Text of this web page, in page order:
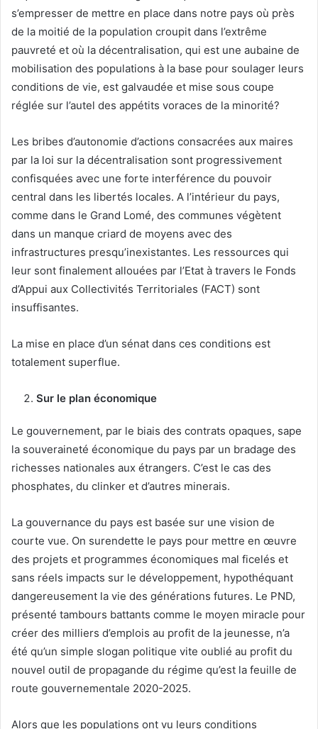
s’empresser de mettre en place dans notre pays où près
de la moitié de la population croupit dans l’extrême
pauvreté et où la décentralisation, qui est une aubaine de
mobilisation des populations à la base pour soulager leurs
conditions de vie, est galvaudée et mise sous coupe
réglée sur l’autel des appétits voraces de la minorité?
Les bribes d’autonomie d’actions consacrées aux maires
par la loi sur la décentralisation sont progressivement
confisquées avec une forte interférence du pouvoir
central dans les libertés locales. A l’intérieur du pays,
comme dans le Grand Lomé, des communes végètent
dans un manque criard de moyens avec des
infrastructures presqu’inexistantes. Les ressources qui
leur sont finalement allouées par l’Etat à travers le Fonds
d’Appui aux Collectivités Territoriales (FACT) sont
insuffisantes.
La mise en place d’un sénat dans ces conditions est
totalement superflue.
Sur le plan économique
Le gouvernement, par le biais des contrats opaques, sape
la souveraineté économique du pays par un bradage des
richesses nationales aux étrangers. C’est le cas des
phosphates, du clinker et d’autres minerais.
La gouvernance du pays est basée sur une vision de
courte vue. On surendette le pays pour mettre en œuvre
des projets et programmes économiques mal ficelés et
sans réels impacts sur le développement, hypothéquant
dangereusement la vie des générations futures. Le PND,
présenté tambours battants comme le moyen miracle pour
créer des milliers d’emplois au profit de la jeunesse, n’a
été qu’un simple slogan politique vite oublié au profit du
nouvel outil de propagande du régime qu’est la feuille de
route gouvernementale 2020-2025.
Alors que les populations ont vu leurs conditions